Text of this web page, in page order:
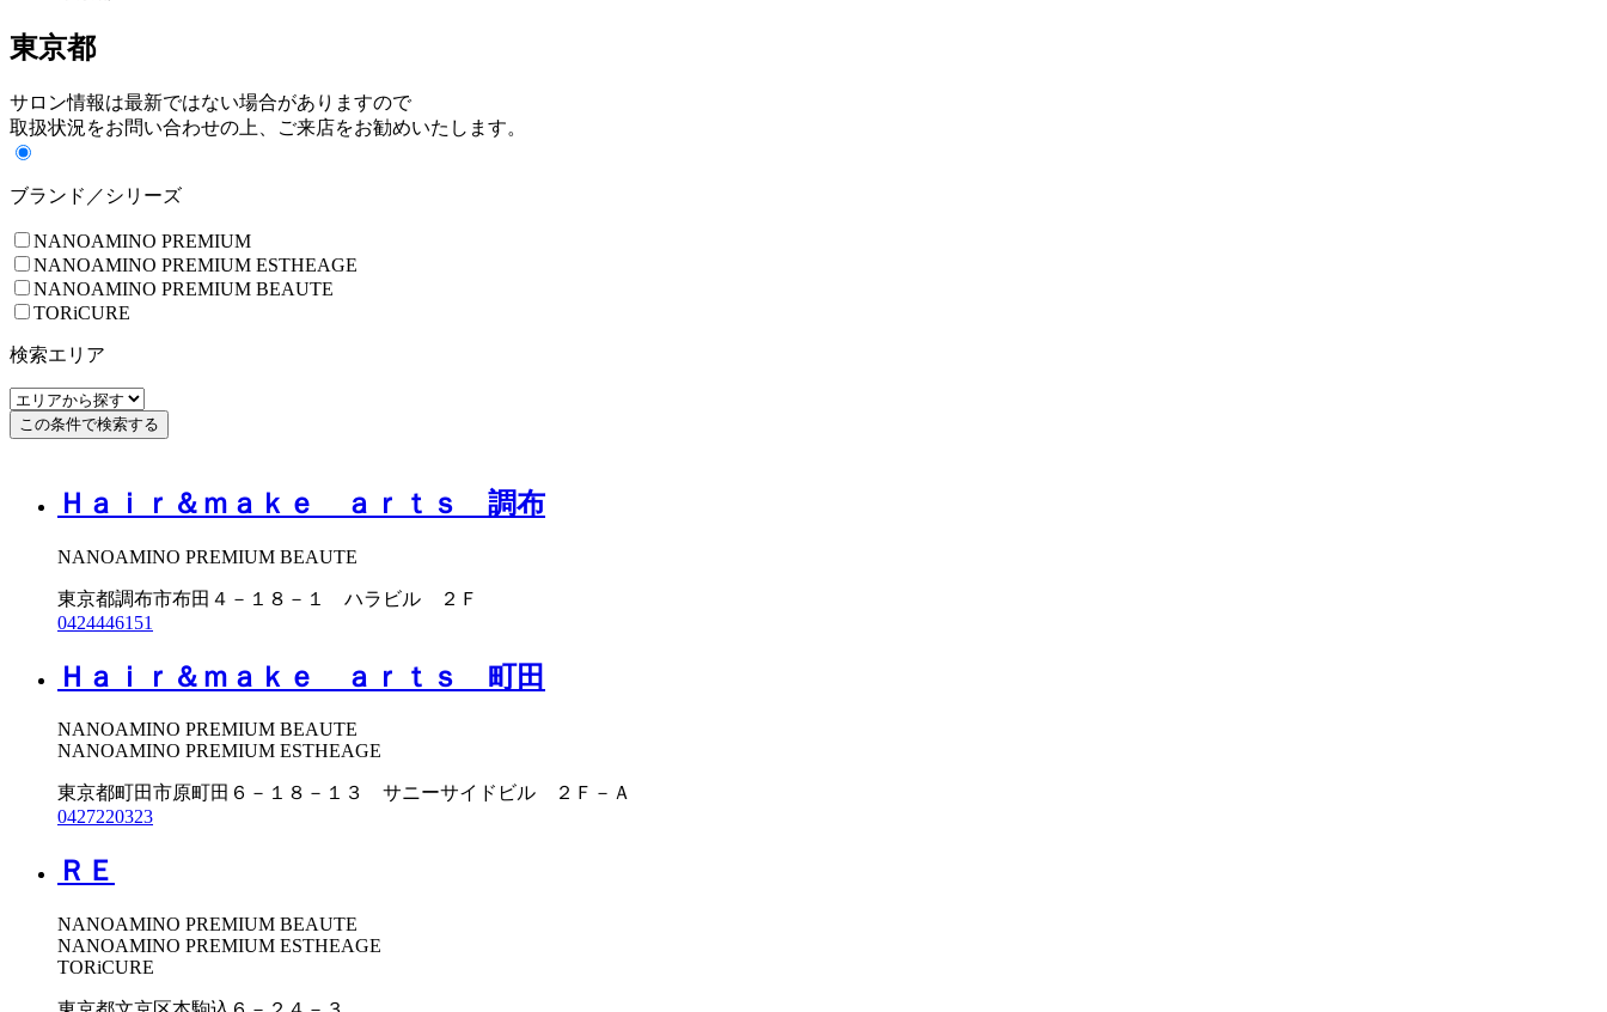
東京都
サロン情報は最新ではない場合がありますので
取扱状況をお問い合わせの上、ご来店をお勧めいたします。
ブランド／シリーズ
NANOAMINO PREMIUM
NANOAMINO PREMIUM ESTHEAGE
NANOAMINO PREMIUM BEAUTE
TORiCURE
検索エリア
Ｈａｉｒ＆ｍａｋｅ ａｒｔｓ 調布
NANOAMINO PREMIUM BEAUTE
東京都調布市布田４－１８－１ ハラビル ２Ｆ
0424446151
Ｈａｉｒ＆ｍａｋｅ ａｒｔｓ 町田
NANOAMINO PREMIUM BEAUTE
NANOAMINO PREMIUM ESTHEAGE
東京都町田市原町田６－１８－１３ サニーサイドビル ２Ｆ－Ａ
0427220323
ＲＥ
NANOAMINO PREMIUM BEAUTE
NANOAMINO PREMIUM ESTHEAGE
TORiCURE